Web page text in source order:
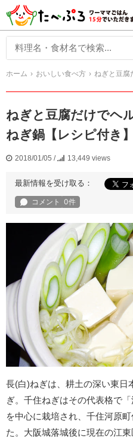
ホーム おいしい食べ方 ねぎと豆腐だけ
ねぎと豆腐だけでヘ
ねぎ鍋【レシピ付き】
2018/01/05 / 13,449 views
最新情報を受け取る：
長(白)ねぎは、耕土の深い東日
ぎ。千住ねぎはその代表格で
を中心に栽培され、千住河原
た。大阪城落城後に現在の江